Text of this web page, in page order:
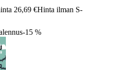
26,69 €Hinta ilman S-
-15 %